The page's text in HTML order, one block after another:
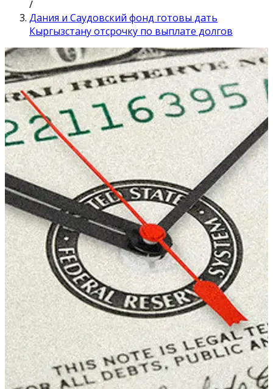
/
Дания и Саудовский фонд готовы дать
Кыргызстану отсрочку по выплате долгов